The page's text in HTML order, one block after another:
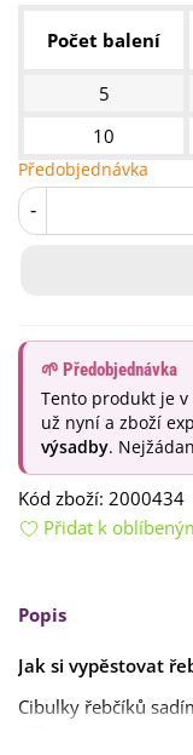
Počet balení
5
10
Předobjednávka
-
🌱 Předobjednávka
Tento produkt je v
už nyní a zboží
výsadby.
Kód zboží: 2000434
Přidat k
Popis
Jak si vypěstovat
Cibulky řebčíků